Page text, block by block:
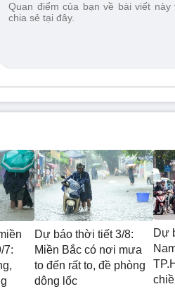
7:
Dự báo thời tiết 3/8:
Miền Bắc có nơi mưa
to đến rất to, đề phòng
dông lốc
Dự